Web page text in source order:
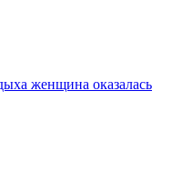
женщина оказалась